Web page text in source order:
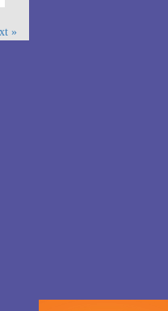
« Previous
»